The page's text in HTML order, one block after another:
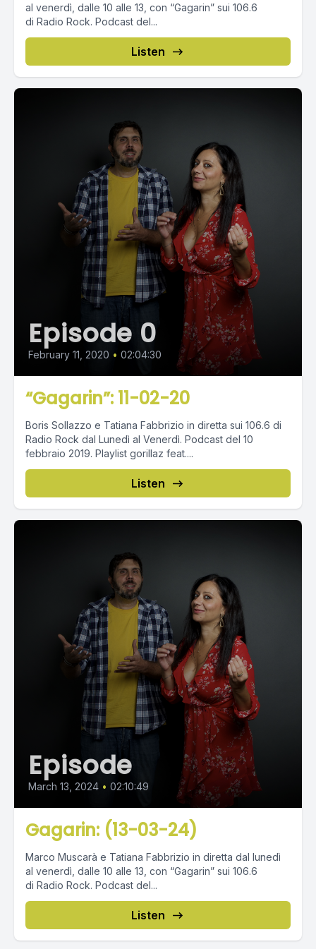
al venerdì, dalle 10 alle 13, con “Gagarin” sui 106.6
di Radio Rock. Podcast del...
Listen
Episode 0
February 11, 2020 • 02:04:30
“Gagarin”: 11-02-20
Boris Sollazzo e Tatiana Fabbrizio in diretta sui 106.6 di
Radio Rock dal Lunedì al Venerdì. Podcast del 10
febbraio 2019. Playlist gorillaz feat....
Listen
Episode
March 13, 2024 • 02:10:49
Gagarin: (13-03-24)
Marco Muscarà e Tatiana Fabbrizio in diretta dal lunedì
al venerdì, dalle 10 alle 13, con “Gagarin” sui 106.6
di Radio Rock. Podcast del...
Listen